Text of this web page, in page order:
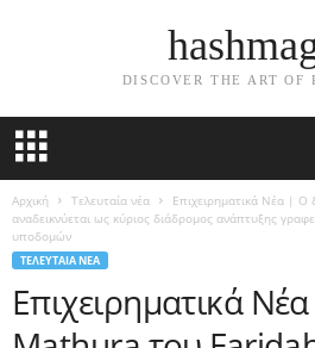
DISCOVER THE ART OF
Αρχική Τελευταία νέα
Επιχειρηματικά Νέα |
αναδεικνύεται ως κύριος διάδρομος ανάπτυξης
υποδομών
ΤΕΛΕΥΤΑΊΑ ΝΈΑ
Επιχειρηματικά